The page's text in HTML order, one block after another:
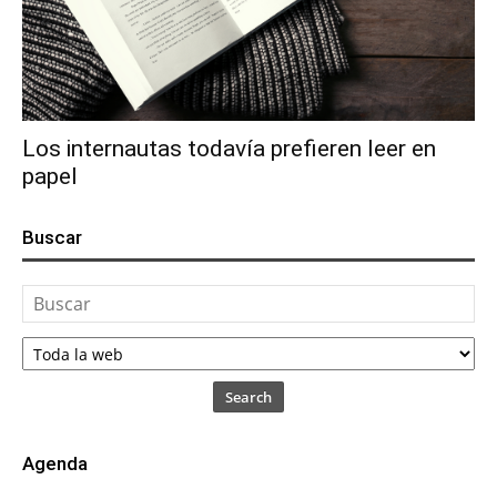
Los internautas todavía prefieren leer en
papel
Buscar
Search
Agenda